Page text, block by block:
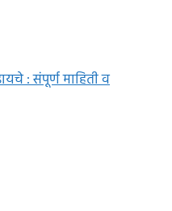
: संपूर्ण माहिती व